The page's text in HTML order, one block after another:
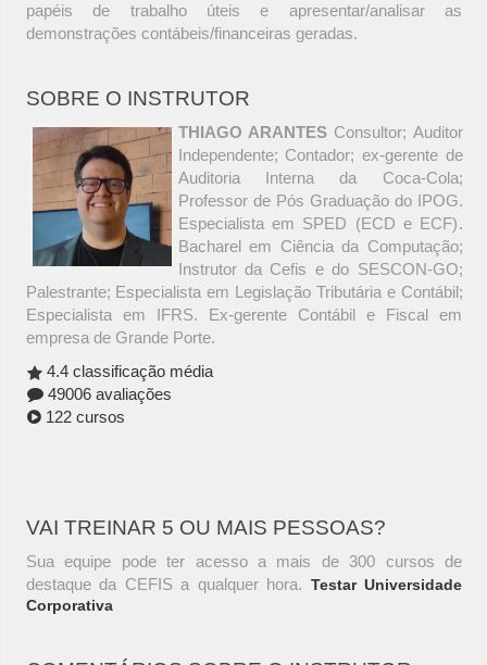
papéis de trabalho úteis e apresentar/analisar as
demonstrações contábeis/financeiras geradas.
SOBRE O INSTRUTOR
THIAGO ARANTESConsultor; Auditor
Independente; Contador; ex-gerente de
Auditoria Interna da Coca-Cola;
Professor de Pós Graduação do IPOG.
Especialista em SPED (ECD e ECF).
Bacharel em Ciência da Computação;
Instrutor da Cefis e do SESCON-GO;
Palestrante; Especialista em Legislação Tributária e Contábil;
Especialista em IFRS. Ex-gerente Contábil e Fiscal em
empresa de Grande Porte.
4.4 classificação média
49006 avaliações
122 cursos
VAI TREINAR 5 OU MAIS PESSOAS?
Sua equipe pode ter acesso a mais de 300 cursos de
destaque da CEFIS a qualquer hora. Testar Universidade
Corporativa